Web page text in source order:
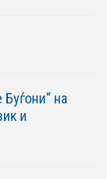
на
и